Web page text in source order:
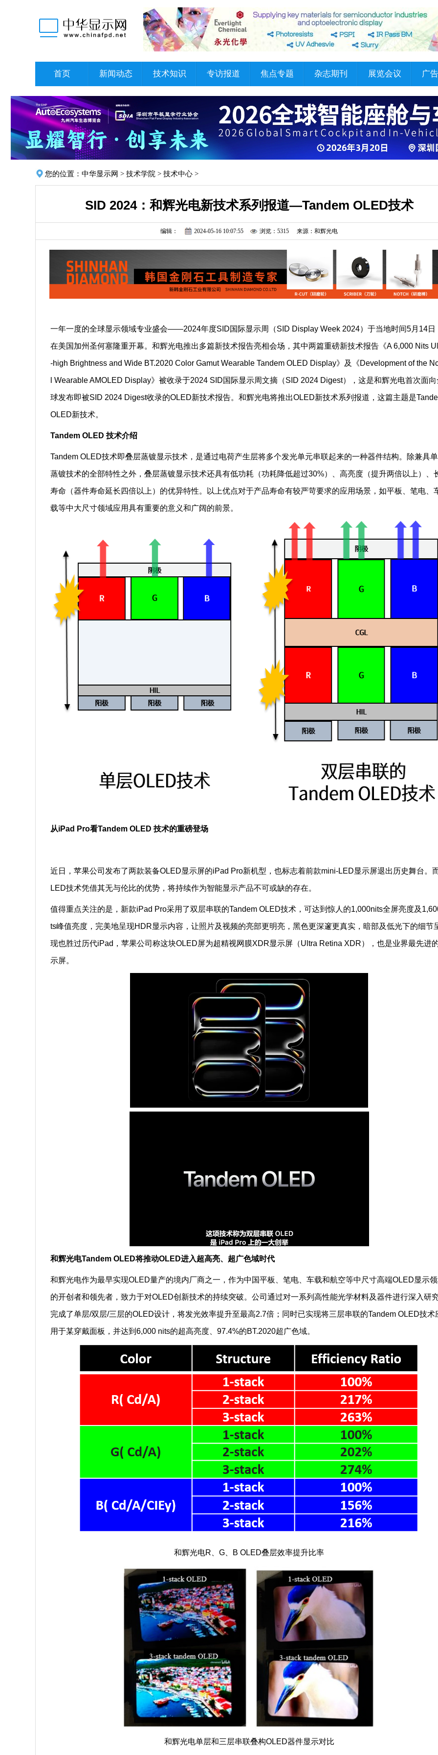
首页 新闻动态 技术知识 专访报道 焦点专题 杂志期刊 展览会议 广
您的位置： 中华显示网 > 技术学院 > 技术中心 >
SID 2024：和辉光电新技术系列报道—Tandem OLED技术
编辑： 2024-05-16 10:07:55 浏览：5315 来源：和辉光电
一年一度的全球显示领域专业盛会——2024年度SID国际显示周（SID Display Week 2024）于当地时间5月14日
在美国加州圣何塞隆重开幕。和辉光电推出多篇新技术报告亮相会场，其中两篇重磅新技术报告《A 6,000 Nits
-high Brightness and Wide BT.2020 Color Gamut Wearable Tandem OLED Display》及《Development of the
l Wearable AMOLED Display》被收录于2024 SID国际显示周文摘（SID 2024 Digest），这是和辉光电首次面向
球发布即被SID 2024 Digest收录的OLED新技术报告。和辉光电将推出OLED新技术系列报道，这篇主题是
OLED新技术。
Tandem OLED 技术介绍
Tandem OLED技术即叠层蒸镀显示技术，是通过电荷产生层将多个发光单元串联起来的一种器件结构。除兼具
蒸镀技术的全部特性之外，叠层蒸镀显示技术还具有低功耗（功耗降低超过30%）、高亮度（提升两倍以上）、
寿命（器件寿命延长四倍以上）的优异特性。以上优点对于产品寿命有较严苛要求的应用场景，如平板、笔电、
载等中大尺寸领域应用具有重要的意义和广阔的前景。
从iPad Pro看Tandem OLED 技术的重磅登场
近日，苹果公司发布了两款装备OLED显示屏的iPad Pro新机型，也标志着前款mini-LED显示屏退出历史舞台。
LED技术凭借其无与伦比的优势，将持续作为智能显示产品不可或缺的存在。
值得重点关注的是，新款iPad Pro采用了双层串联的Tandem OLED技术，可达到惊人的1,000nits全屏亮度及
ts峰值亮度，完美地呈现HDR显示内容，让照片及视频的亮部更明亮，黑色更深邃更真实，暗部及低光下的细节
现也胜过历代iPad，苹果公司称这块OLED屏为超精视网膜XDR显示屏（Ultra Retina XDR），也是业界最先进
示屏。
和辉光电Tandem OLED将推动OLED进入超高亮、超广色域时代
和辉光电作为最早实现OLED量产的境内厂商之一，作为中国平板、笔电、车载和航空等中尺寸高端OLED显示
的开创者和领先者，致力于对OLED创新技术的持续突破。公司通过对一系列高性能光学材料及器件进行深入研究
完成了单层/双层/三层的OLED设计，将发光效率提升至最高2.7倍；同时已实现将三层串联的Tandem OLED技术
用于某穿戴面板，并达到6,000 nits的超高亮度、97.4%的BT.2020超广色域。
和辉光电R、G、B OLED叠层效率提升比率
和辉光电单层和三层串联叠构OLED器件显示对比